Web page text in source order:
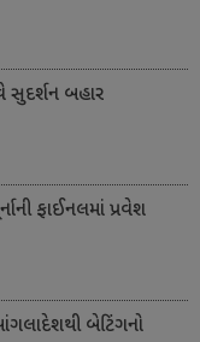
સુદર્શન બહાર
ફાઈનલમાં પ્રવેશ
બેટિંગનો